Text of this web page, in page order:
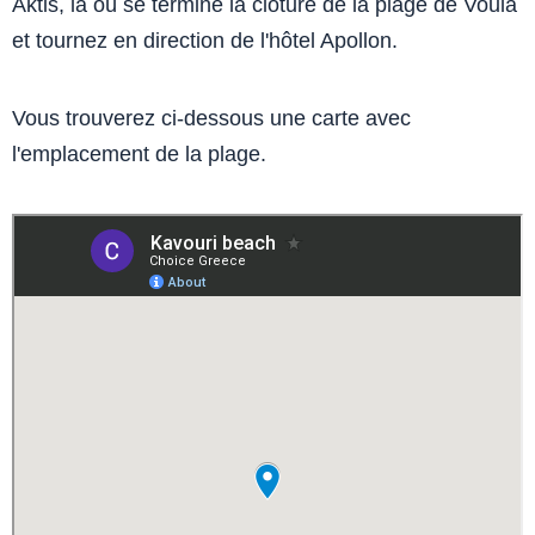
Aktis, là où se termine la clôture de la plage de Voula
et tournez en direction de l'hôtel Apollon.
Vous trouverez ci-dessous une carte avec
l'emplacement de la plage.